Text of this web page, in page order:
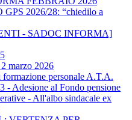
2026/28: “chiedilo a
- SADOC INFORMA]
marzo 2026
personale A.T.A.
- Adesione al Fondo pensione
- All'albo sindacale ex